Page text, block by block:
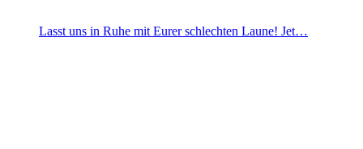
Lasst uns in Ruhe mit Eurer schlechten Laune! Jet…